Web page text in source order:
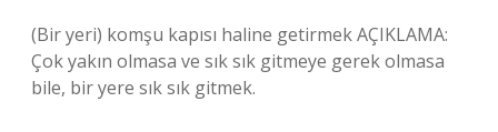
(Bir yeri) komşu kapısı haline getirmek AÇIKLAMA:
Çok yakın olmasa ve sık sık gitmeye gerek olmasa
bile, bir yere sık sık gitmek.